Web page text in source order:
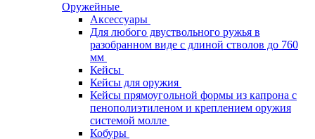
Оружейные
Аксессуары
Для любого двуствольного ружья в
разобранном виде с длиной стволов до 760
мм
Кейсы
Кейсы для оружия
Кейсы прямоугольной формы из капрона с
пенополиэтиленом и креплением оружия
системой молле
Кобуры